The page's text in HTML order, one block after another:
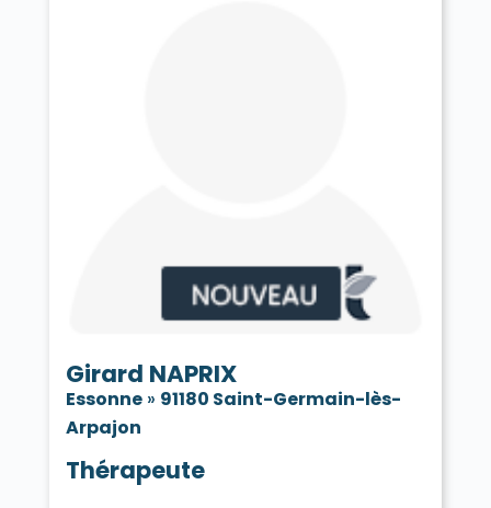
Girard NAPRIX
Essonne» 91180 Saint-Germain-lès-
Arpajon
Thérapeute